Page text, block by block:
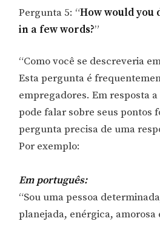
Pergunta 5: “How would
in a few words?”
“Como você se descreveria
Esta pergunta é
empregadores. Em resposta
pode falar sobre seus pontos
pergunta precisa de uma
Por exemplo:
Em português:
“Sou uma pessoa
planejada, enérgica, amorosa